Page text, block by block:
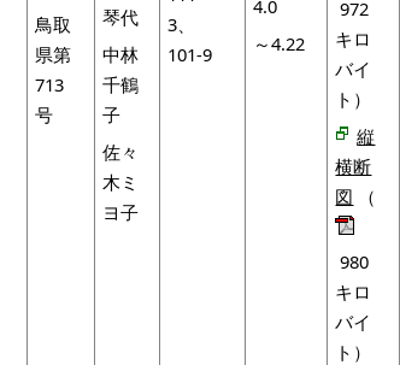
鳥取
県第
713
号
琴代
中林
千鶴
子
佐々
木ミ
ヨ子
3、
101-9
4.0
～4.22
972
キロ
バイ
ト）
縦
横断
図 （
980
キロ
バイ
ト）